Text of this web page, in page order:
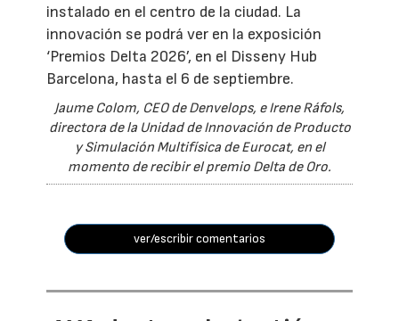
instalado en el centro de la ciudad. La
innovación se podrá ver en la exposición
‘Premios Delta 2026’, en el Disseny Hub
Barcelona, hasta el 6 de septiembre.
Jaume Colom, CEO de Denvelops, e Irene Ráfols,
directora de la Unidad de Innovación de Producto
y Simulación Multifísica de Eurocat, en el
momento de recibir el premio Delta de Oro.
ver/escribir comentarios